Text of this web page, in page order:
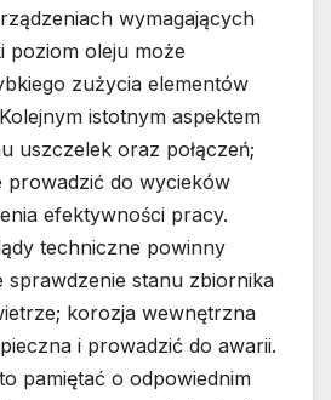
wymagających
poziom oleju może
zużycia elementów
istotnym aspektem
uszczelek oraz połączeń;
prowadzić do wycieków
efektywności pracy.
techniczne powinny
sprawdzenie stanu zbiornika
korozja wewnętrzna
i prowadzić do awarii.
pamiętać o odpowiednim